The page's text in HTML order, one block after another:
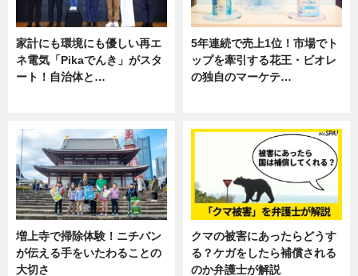
家計にも環境にも優しい再エ
ネ電気「Pikaでんき」がスタ
ート！自治体と…
5年連続で売上1位！市場でト
ップを牽引する花王・ビオレ
の独自のマーケテ…
増上寺で掃除体験！ニチバン
が伝える手をいたわることの
大切さ
クマの被害にあったらどうす
る？ケガをしたら補償される
のか弁護士が解説